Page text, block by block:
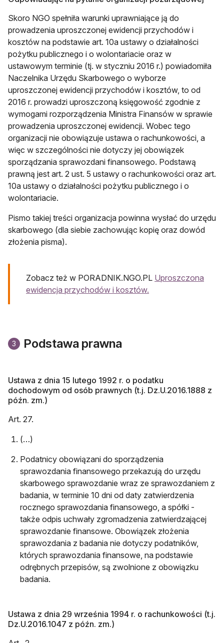
Skoro NGO spełniła warunki uprawniające ją do
prowadzenia uproszczonej ewidencji przychodów i
kosztów na podstawie art. 10a ustawy o działalności
pożytku publicznego i o wolontariacie oraz w
ustawowym terminie (tj. w styczniu 2016 r.) powiadomiła
Naczelnika Urzędu Skarbowego o wyborze
uproszczonej ewidencji przychodów i kosztów, to od
2016 r. prowadzi uproszczoną księgowość zgodnie z
wymogami rozporządzenia Ministra Finansów w sprawie
prowadzenia uproszczonej ewidencji. Wobec tego
organizacji nie obowiązuje ustawa o rachunkowości, a
więc w szczególności nie dotyczy jej obowiązek
sporządzania sprawozdani finansowego. Podstawą
prawną jest art. 2 ust. 5 ustawy o rachunkowości oraz art.
10a ustawy o działalności pożytku publicznego i o
wolontariacie.
Pismo takiej treści organizacja powinna wysłać do urzędu
skarbowego (dla siebie zachowując kopię oraz dowód
złożenia pisma).
Zobacz też w PORADNIK.NGO.PL Uproszczona
ewidencja przychodów i kosztów.
3 Podstawa prawna
Ustawa z dnia 15 lutego 1992 r. o podatku
dochodowym od ​osób prawnych (t.j. Dz.U.2016.1888 z
późn. zm.)
Art. 27.
(…)
Podatnicy obowiązani do sporządzenia
sprawozdania finansowego przekazują do urzędu
skarbowego sprawozdanie wraz ze sprawozdaniem z
badania, w terminie 10 dni od daty zatwierdzenia
rocznego sprawozdania finansowego, a spółki -
także odpis uchwały zgromadzenia zatwierdzającej
sprawozdanie finansowe. Obowiązek złożenia
sprawozdania z badania nie dotyczy podatników,
których sprawozdania finansowe, na podstawie
odrębnych przepisów, są zwolnione z obowiązku
badania.
Ustawa z dnia 29 września 1994 r. o rachunkowości (t.j.
Dz.U.2016.1047 z późn. zm.)